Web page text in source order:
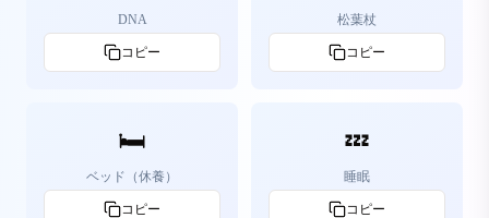
DNA
コピー
松葉杖
コピー
🛏️
ベッド（休養）
コピー
💤
睡眠
コピー